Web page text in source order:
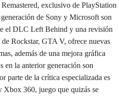
exclusivo de PlayStation
de Sony y Microsoft son
el DLC Left Behind y una revisión
Rockstar, GTA V, ofrece nuevas
además de una mejora gráfica
en la anterior generación son
parte de la crítica especializada es
360, juego que quizás se